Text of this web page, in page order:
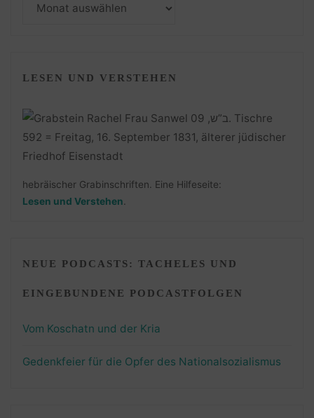
LESEN UND VERSTEHEN
hebräischer Grabinschriften. Eine Hilfeseite:
Lesen und Verstehen.
NEUE PODCASTS: TACHELES UND
EINGEBUNDENE PODCASTFOLGEN
Vom Koschatn und der Kria
Gedenkfeier für die Opfer des Nationalsozialismus